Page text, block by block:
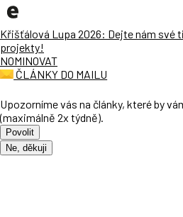
Křišťálová Lupa 2026: Dejte nám své
projekty!
NOMINOVAT
ČLÁNKY DO MAILU
Upozorníme vás na články, které by
(maximálně 2x týdně).
Povolit
Ne, děkuji